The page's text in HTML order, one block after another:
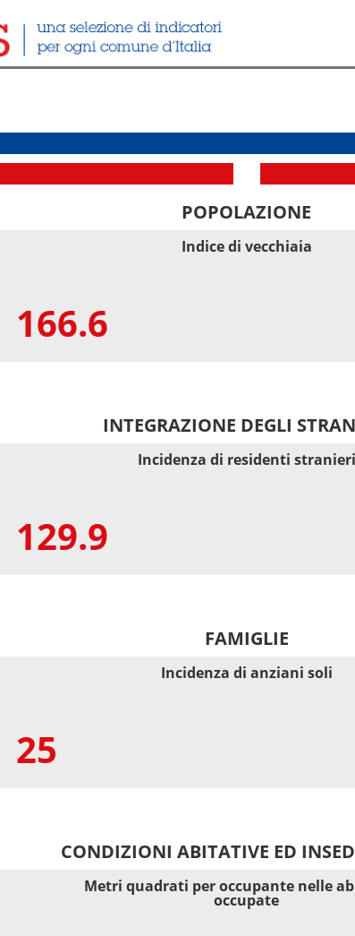
POPOLAZIONE
166.6
Indice di vecchiaia
INTEGRAZIONE DEGLI
129.9
Incidenza di residenti stranieri
FAMIGLIE
25
Incidenza di anziani soli
CONDIZIONI ABITATIVE ED
Metri quadrati per occupante nelle
occupate